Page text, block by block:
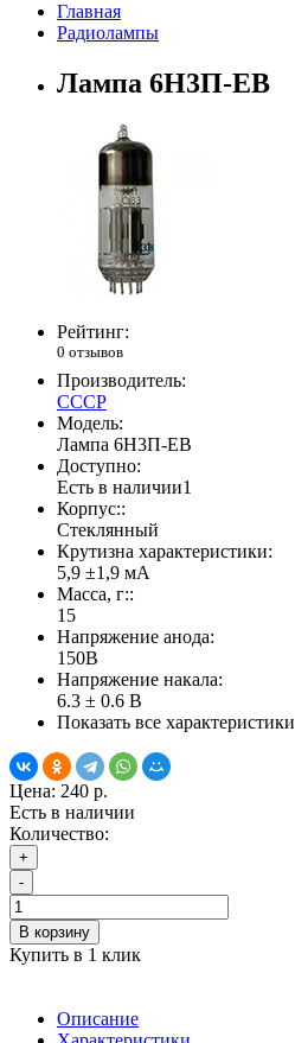
Главная
Радиолампы
Лампа 6Н3П-ЕВ
Рейтинг:
0 отзывов
Производитель:
СССР
Модель:
Лампа 6Н3П-ЕВ
Доступно:
Есть в наличии1
Корпус::
Стеклянный
Крутизна характеристики:
5,9 ±1,9 мА
Масса, г::
15
Напряжение анода:
150В
Напряжение накала:
6.3 ± 0.6 В
Показать все характеристики
Цена: 240 р.
Есть в наличии
Количество:
+
-
В корзину
Купить в 1 клик
Описание